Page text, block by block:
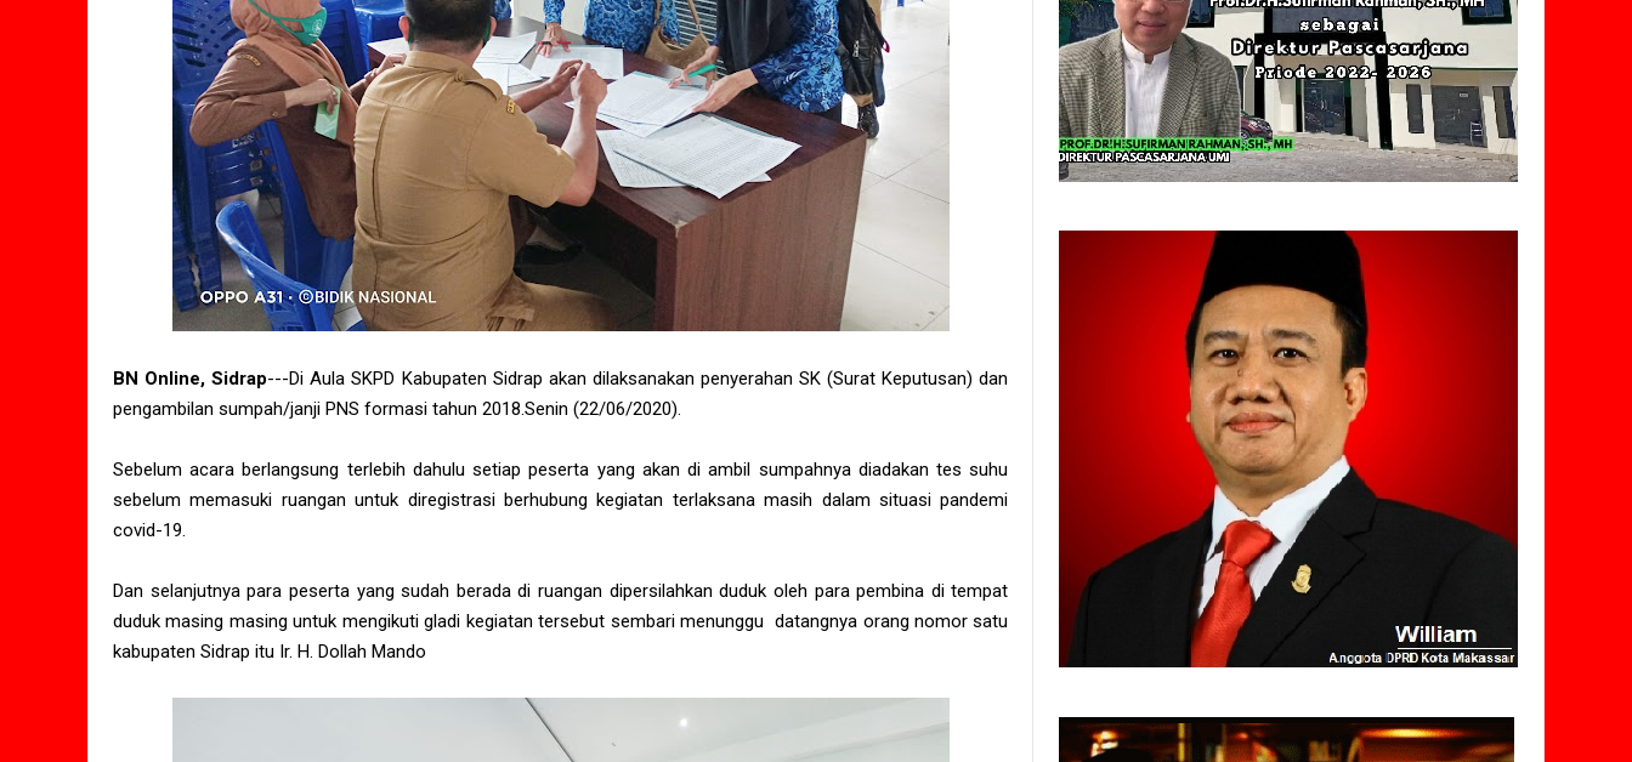
BN Online, Sidrap---Di Aula SKPD Kabupaten Sidrap akan dilaksanakan penyerahan SK (Surat Keputusan) dan
pengambilan sumpah/janji PNS formasi tahun 2018.Senin (22/06/2020).
Sebelum acara berlangsung terlebih dahulu setiap peserta yang akan di ambil sumpahnya diadakan tes suhu
sebelum memasuki ruangan untuk diregistrasi berhubung kegiatan terlaksana masih dalam situasi pandemi
covid-19.
Dan selanjutnya para peserta yang sudah berada di ruangan dipersilahkan duduk oleh para pembina di tempat
duduk masing masing untuk mengikuti gladi kegiatan tersebut sembari menunggu datangnya orang nomor satu
kabupaten Sidrap itu Ir. H. Dollah Mando